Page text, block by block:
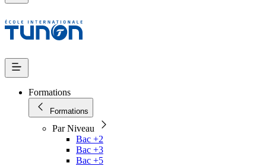
Formations
Formations
Par Niveau
Bac +2
Bac +3
Bac +5